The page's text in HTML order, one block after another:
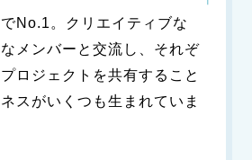
No.1。クリエイティブな
メンバーと交流し、それぞ
ロジェクトを共有すること
スがいくつも生まれていま